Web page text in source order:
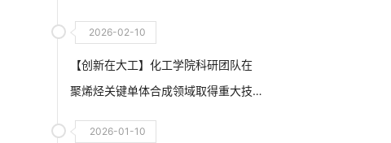
2026-02-10
【创新在大工】化工学院科研团队在
聚烯烃关键单体合成领域取得重大技
2026-01-10